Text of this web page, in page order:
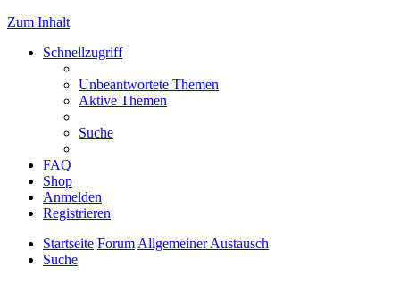
Zum Inhalt
Schnellzugriff
Unbeantwortete Themen
Aktive Themen
Suche
FAQ
Shop
Anmelden
Registrieren
Startseite Forum Allgemeiner Austausch
Suche